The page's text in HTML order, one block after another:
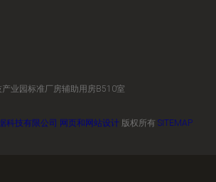
业园标准厂房辅助用房B510室
科技有限公司 网页和网站设计 版权所有 SITEMAP